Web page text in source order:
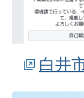
白井